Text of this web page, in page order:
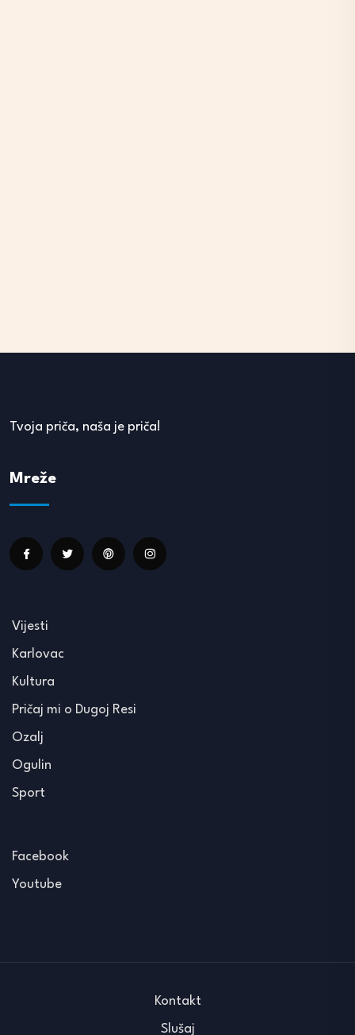
Tvoja priča, naša je priča!
Mreže
Vijesti
Karlovac
Kultura
Pričaj mi o Dugoj Resi
Ozalj
Ogulin
Sport
Facebook
Youtube
Kontakt
Slušaj